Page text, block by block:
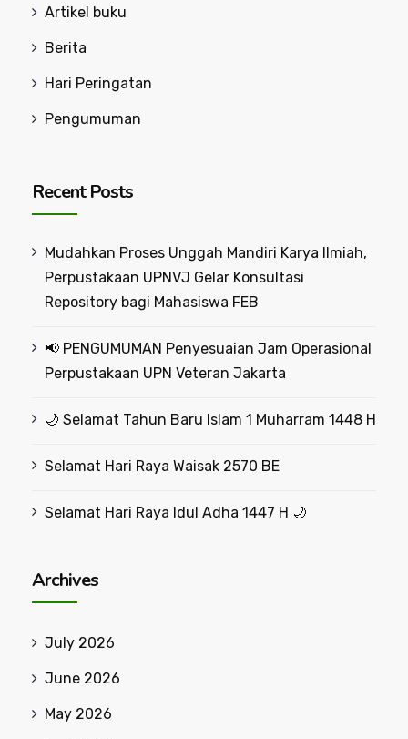
Artikel buku
Berita
Hari Peringatan
Pengumuman
Recent Posts
Mudahkan Proses Unggah Mandiri Karya Ilmiah,
Perpustakaan UPNVJ Gelar Konsultasi
Repository bagi Mahasiswa FEB
📢 PENGUMUMAN Penyesuaian Jam Operasional
Perpustakaan UPN Veteran Jakarta
🌙 Selamat Tahun Baru Islam 1 Muharram 1448 H
Selamat Hari Raya Waisak 2570 BE
Selamat Hari Raya Idul Adha 1447 H 🌙
Archives
July 2026
June 2026
May 2026